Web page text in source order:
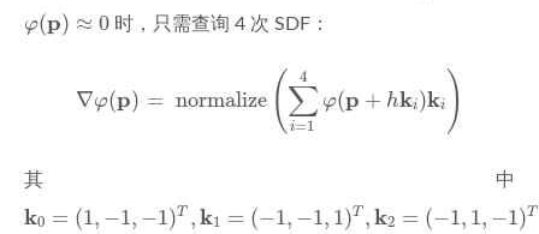
φ(p) ≈ 0
( )≈ 时，只需查询 4 次 SDF：
∇φ(p) = normalize ( 4
∑
i=1
φ(p + hki)ki )
∑ =
其中
k0 = (1, −1, −1)T ,k1 = (−1, −1, 1)T ,k2 = (−1, 1, −1)T
k , − 1 k 1= − ,1 T = − 1,1 ,− k = 1 ) T